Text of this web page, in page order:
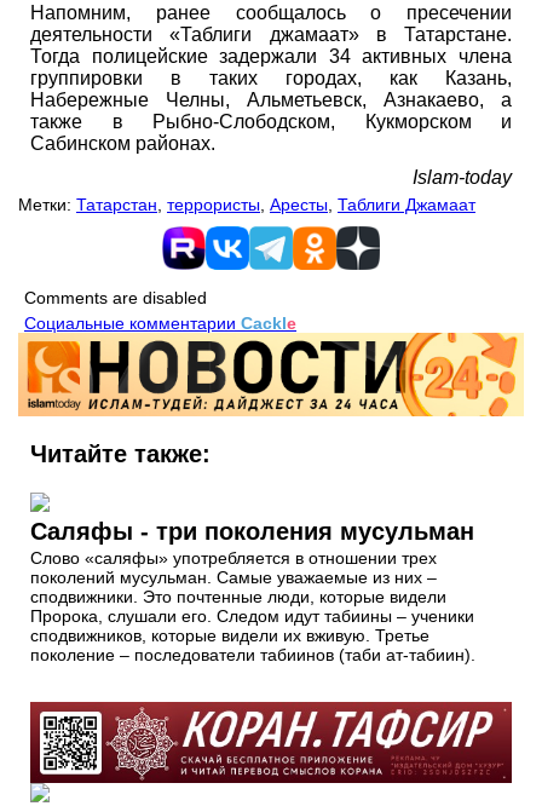
Напомним, ранее сообщалось о пресечении
деятельности «Таблиги джамаат» в Татарстане.
Тогда полицейские задержали 34 активных члена
группировки в таких городах, как Казань,
Набережные Челны, Альметьевск, Азнакаево, а
также в Рыбно-Слободском, Кукморском и
Сабинском районах.
Islam-today
Метки: Татарстан террористы Аресты Таблиги Джамаат
Comments are disabled
Социальные комментарии Cackle
Читайте также:
Саляфы - три поколения мусульман
Слово «саляфы» употребляется в отношении трех
поколений мусульман. Самые уважаемые из них –
сподвижники. Это почтенные люди, которые видели
Пророка, слушали его. Следом идут табиины – ученики
сподвижников, которые видели их вживую. Третье
поколение – последователи табиинов (таби ат-табиин).